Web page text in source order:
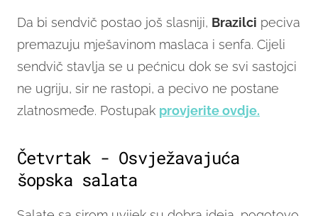
Da bi sendvič postao još slasniji, Brazilci peciva
premazuju mješavinom maslaca i senfa. Cijeli
sendvič stavlja se u pećnicu dok se svi sastojci
ne ugriju, sir ne rastopi, a pecivo ne postane
zlatnosmeđe. Postupak provjerite ovdje.
Četvrtak - Osvježavajuća
šopska salata